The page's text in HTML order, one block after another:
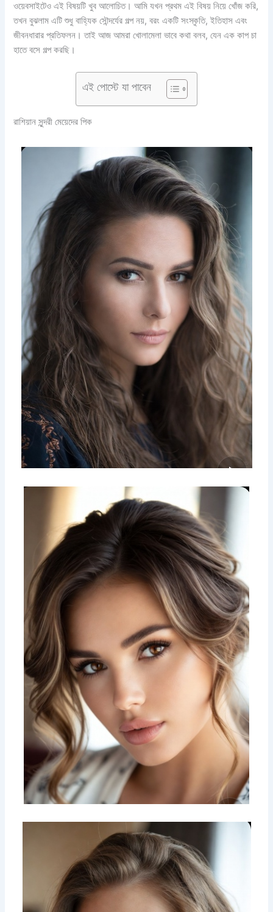
ওয়েবসাইটেও এই বিষয়টি খুব আলোচিত। আমি যখন প্রথম এই বিষয় নিয়ে খোঁজ করি,
তখন বুঝলাম এটি শুধু বাহ্যিক সৌন্দর্যের গল্প নয়, বরং একটি সংস্কৃতি, ইতিহাস এবং
জীবনধারার প্রতিফলন। তাই আজ আমরা খোলামেলা ভাবে কথা বলব, যেন এক কাপ চা
হাতে বসে গল্প করছি।
এই পোস্টে যা পাবেন
রাশিয়ান সুন্দরী মেয়েদের পিক